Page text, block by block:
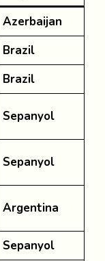
Azerbaijan
Brazil
Brazil
Sepanyol
Sepanyol
Argentina
Sepanyol